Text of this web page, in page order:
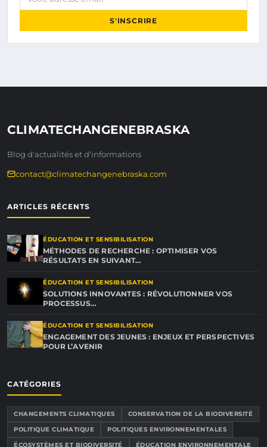
S'INSCRIRE
CLIMATECHANGENEBRASKA
Blog d'actualités et d'informations
contact@climatechangenebraska.com
ARTICLES RÉCENTS
ÉDUCATION ET SENSIBILISATION
MÉTHODES DE RECHERCHE : OPTIMISER VOS
RÉSULTATS EN SUIVANT…
ÉDUCATION ET SENSIBILISATION
SOLUTIONS INNOVANTES : RÉVOLUTIONNER VOS
PROCESSUS…
ÉDUCATION ET SENSIBILISATION
ENGAGEMENT DES JEUNES : ENJEUX ET PERSPECTIVES
POUR L’AVENIR
CATÉGORIES
CHANGEMENTS CLIMATIQUES
CONSERVATION DE LA BIODIVERSITÉ
POLITIQUE CLIMATIQUE
POLITIQUES ENVIRONNEMENTALES
ÉCOSYSTÈMES ET BIODIVERSITÉ
ÉDUCATION ENVIRONNEMENTALE